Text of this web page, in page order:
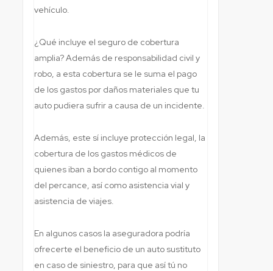
vehículo.
¿Qué incluye el seguro de cobertura
amplia? Además de responsabilidad civil y
robo, a esta cobertura se le suma el pago
de los gastos por daños materiales que tu
auto pudiera sufrir a causa de un incidente.
Además, este sí incluye protección legal, la
cobertura de los gastos médicos de
quienes iban a bordo contigo al momento
del percance, así como asistencia vial y
asistencia de viajes.
En algunos casos la aseguradora podría
ofrecerte el beneficio de un auto sustituto
en caso de siniestro, para que así tú no